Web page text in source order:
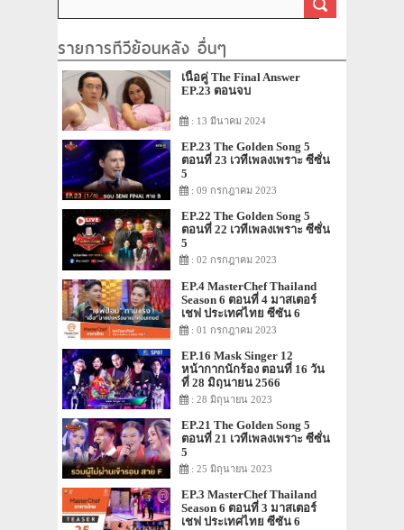
รายการทีวีย้อนหลัง อื่นๆ
เนื้อคู่ The Final Answer
EP.23 ตอนจบ
: 13 มีนาคม 2024
EP.23 The Golden Song 5
ตอนที่ 23 เวทีเพลงเพราะ ซีซั่น
5
: 09 กรกฎาคม 2023
EP.22 The Golden Song 5
ตอนที่ 22 เวทีเพลงเพราะ ซีซั่น
5
: 02 กรกฎาคม 2023
EP.4 MasterChef Thailand
Season 6 ตอนที่ 4 มาสเตอร์
เชฟ ประเทศไทย ซีซัน 6
: 01 กรกฎาคม 2023
EP.16 Mask Singer 12
หน้ากากนักร้อง ตอนที่ 16 วัน
ที่ 28 มิถุนายน 2566
: 28 มิถุนายน 2023
EP.21 The Golden Song 5
ตอนที่ 21 เวทีเพลงเพราะ ซีซั่น
5
: 25 มิถุนายน 2023
EP.3 MasterChef Thailand
Season 6 ตอนที่ 3 มาสเตอร์
เชฟ ประเทศไทย ซีซัน 6